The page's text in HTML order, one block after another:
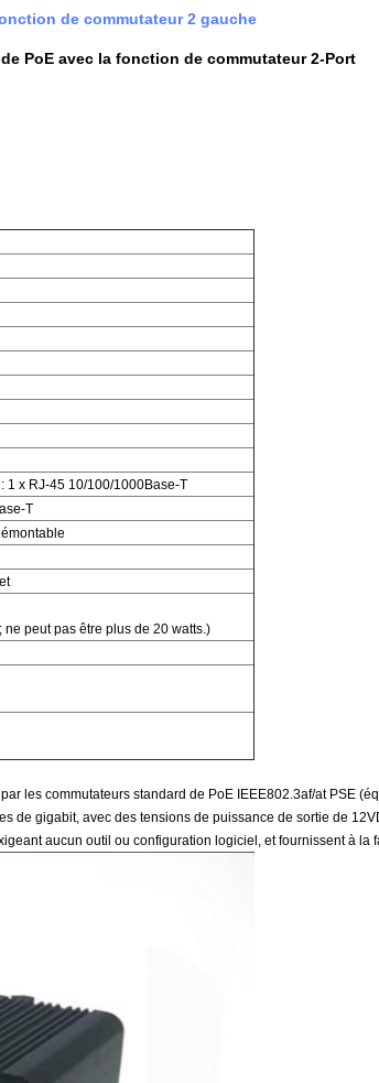
de commutateur 2 gauche
PoE avec la fonction de commutateur 2-Port
1 x RJ-45 10/100/1000Base-T
T
peut pas être plus de 20 watts.)
les commutateurs standard de PoE IEEE802.3af/at PSE
de gigabit, avec des tensions de puissance de sortie de
aucun outil ou configuration logiciel, et fournissent à